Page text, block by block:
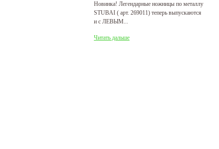
Новинка! Легендарные ножницы по металлу
STUBAI ( арт. 269011) теперь выпускаются
и с ЛЕВЫМ...
Читать дальше